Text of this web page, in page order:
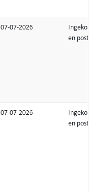
07-07-2026
Ingekom
en post
07-07-2026
Ingekom
en post